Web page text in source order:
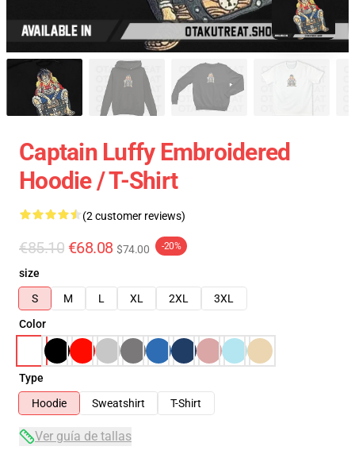
Captain Luffy Embroidered
Hoodie / T-Shirt
(2 customer reviews)
€85.10 €68.08 $74.00 -20%
size
S
M L XL 2XL
3XL
Color
Type
Hoodie
Sweatshirt T-Shirt
Ver guía de tallas